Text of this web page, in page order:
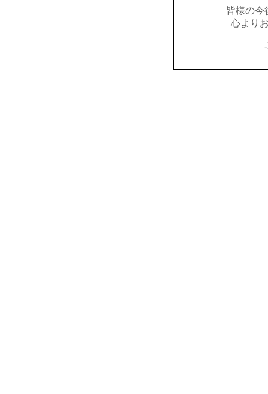
皆様の今
心より